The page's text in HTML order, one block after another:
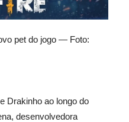
pet do jogo — Foto:
Drakinho ao longo do
desenvolvedora